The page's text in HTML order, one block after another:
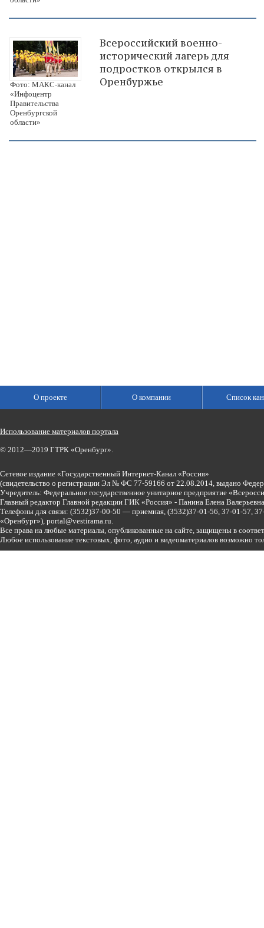
Фото: МАКС-канал
«Инфоцентр
Правительства
Оренбургской
области»
Всероссийский военно-
исторический лагерь для
подростков открылся в
Оренбуржье
О проекте О компании Список
Использование материалов портала
© 2012—2019 ГТРК «Оренбург».
Сетевое издание «Государственный Интернет-Канал «Россия»
(свидетельство о регистрации Эл № ФС 77-59166 от 22.08.2014, выдано
Учредитель: Федеральное государственное унитарное предприятие
Главный редактор Главной редакции ГИК «Россия» - Панина Елена
Телефоны для связи: (3532)37-00-50 — приемная, (3532)37-01-56, 37-01-57,
«Оренбург»), portal@vestirama.ru.
Все права на любые материалы, опубликованные на сайте, защищены в
Любое использование текстовых, фото, аудио и видеоматериалов возможно